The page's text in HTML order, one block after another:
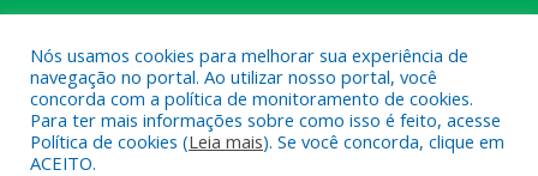
Todos os direitos reservados a câmara de Paragominas.
Nós usamos cookies para melhorar sua experiência de
navegação no portal. Ao utilizar nosso portal, você
concorda com a política de monitoramento de cookies.
Para ter mais informações sobre como isso é feito, acesse
Política de cookies (Leia mais). Se você concorda, clique em
ACEITO.